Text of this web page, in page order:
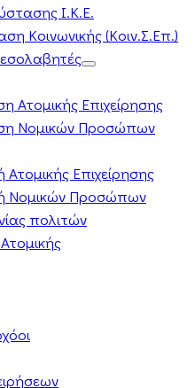
Ι.Κ.Ε.
Κοινωνικής (Κοιν.Σ.Επ.)
Ατομικής Επιχείρησης
Νομικών Προσώπων
Ατομικής Επιχείρησης
Νομικών Προσώπων
πολιτών